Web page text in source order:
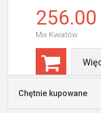
256.00
Mix Kwiatów
Chętnie kupowane